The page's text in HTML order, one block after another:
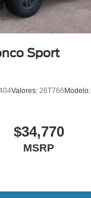
Sport
Valores: 26T766Modelo:
$34,770
MSRP